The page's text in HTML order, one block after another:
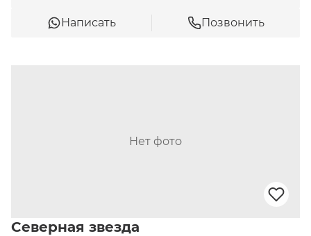
Написать Позвонить
Нет фото
Северная звезда